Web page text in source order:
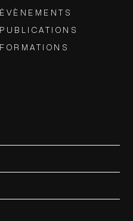
ÉVÈNEMENTS
PUBLICATIONS
FORMATIONS